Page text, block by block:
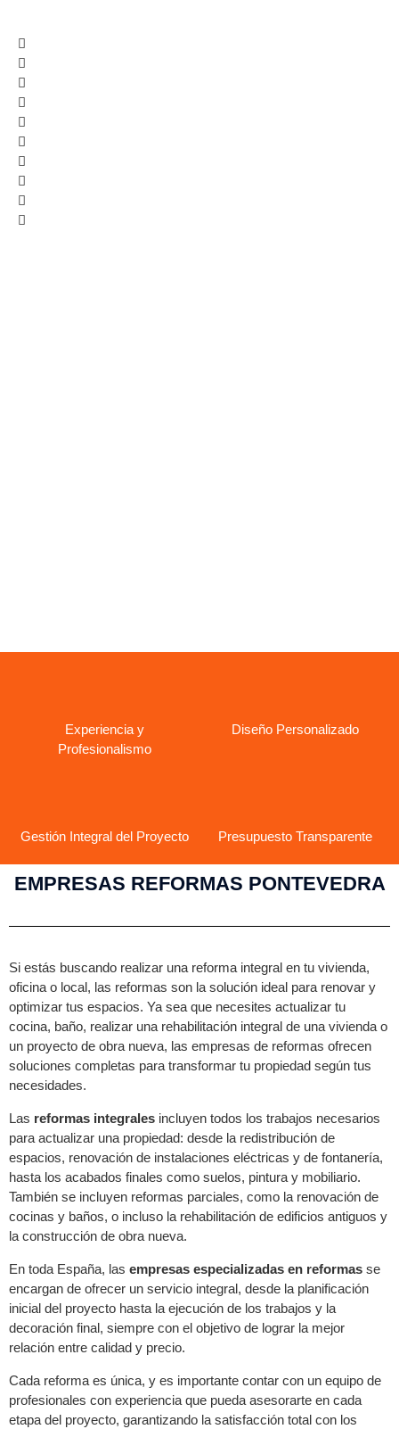
Experiencia y
Profesionalismo
Diseño Personalizado
Gestión Integral del Proyecto Presupuesto Transparente
EMPRESAS REFORMAS PONTEVEDRA
Si estás buscando realizar una reforma integral en tu vivienda,
oficina o local, las reformas son la solución ideal para renovar y
optimizar tus espacios. Ya sea que necesites actualizar tu
cocina, baño, realizar una rehabilitación integral de una vivienda o
un proyecto de obra nueva, las empresas de reformas ofrecen
soluciones completas para transformar tu propiedad según tus
necesidades.
Las reformas integrales incluyen todos los trabajos necesarios
para actualizar una propiedad: desde la redistribución de
espacios, renovación de instalaciones eléctricas y de fontanería,
hasta los acabados finales como suelos, pintura y mobiliario.
También se incluyen reformas parciales, como la renovación de
cocinas y baños, o incluso la rehabilitación de edificios antiguos y
la construcción de obra nueva.
En toda España, las empresas especializadas en reformas se
encargan de ofrecer un servicio integral, desde la planificación
inicial del proyecto hasta la ejecución de los trabajos y la
decoración final, siempre con el objetivo de lograr la mejor
relación entre calidad y precio.
Cada reforma es única, y es importante contar con un equipo de
profesionales con experiencia que pueda asesorarte en cada
etapa del proyecto, garantizando la satisfacción total con los